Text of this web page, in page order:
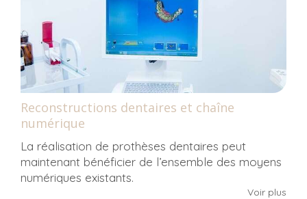
Reconstructions dentaires et chaîne
numérique
La réalisation de prothèses dentaires peut
maintenant bénéficier de l’ensemble des moyens
numériques existants.
Voir plus